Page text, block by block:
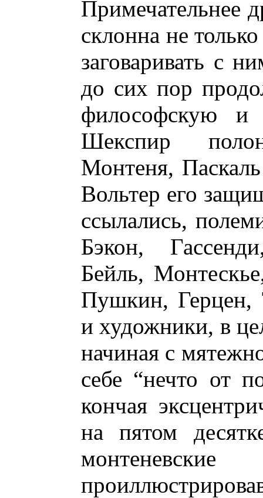
Примечательнее
склонна не
заговаривать с
до сих пор
философскую и
Шекспир
Монтеня,
Вольтер его
ссылались,
Бэкон,
Бейль,
Пушкин, Герцен,
и художники, в
начиная с
себе “нечто от
кончая
на пятом